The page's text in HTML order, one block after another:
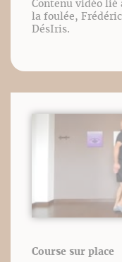
Contenu vidéo lié
la foulée,
DésIris.
Course sur place